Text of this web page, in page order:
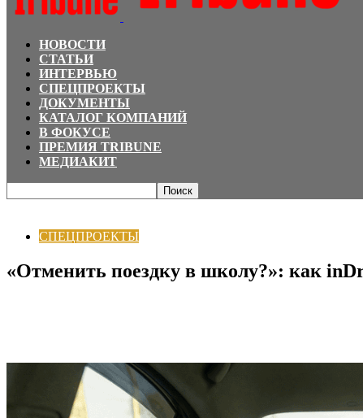
НОВОСТИ
СТАТЬИ
ИНТЕРВЬЮ
СПЕЦПРОЕКТЫ
ДОКУМЕНТЫ
КАТАЛОГ КОМПАНИЙ
В ФОКУСЕ
ПРЕМИЯ TRIBUNE
МЕДИАКИТ
СПЕЦПРОЕКТЫ
«Отменить поездку в школу?»: как